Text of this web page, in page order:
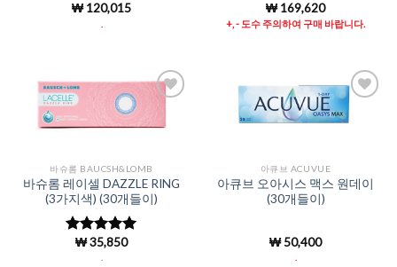
5 중에서5
로 평가됨
₩120,015
5 중에서
4.99로 평
₩169,620
+, - 도수 주의하여 구매 바랍니다.
Wishlist
바슈롬 BAUCSH&LOMB
바슈롬 레이셀 DAZZLE RING
(3가지색) (30개들이)
5 중에서
로 평가됨
₩35,850
Add to
Wishlist
아큐브 ACUVUE
아큐브 오아시스 맥스 원데이
(30개들이)
₩50,400